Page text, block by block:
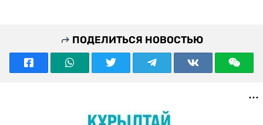
ПОДЕЛИТЬСЯ НОВОСТЬЮ